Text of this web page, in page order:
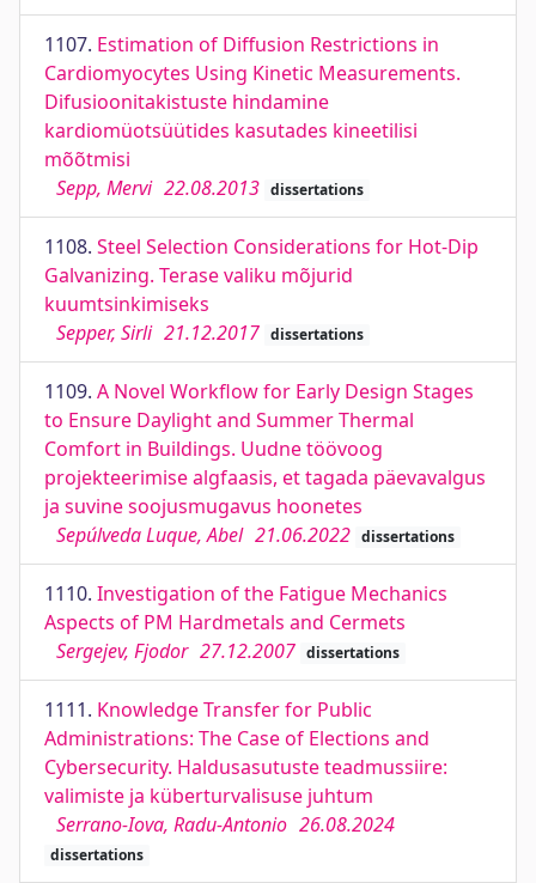
1107. Estimation of Diffusion Restrictions in
Cardiomyocytes Using Kinetic Measurements.
Difusioonitakistuste hindamine
kardiomüotsüütides kasutades kineetilisi
mõõtmisi
Sepp, Mervi 22.08.2013 dissertations
1108. Steel Selection Considerations for Hot-Dip
Galvanizing. Terase valiku mõjurid
kuumtsinkimiseks
Sepper, Sirli 21.12.2017 dissertations
1109. A Novel Workflow for Early Design Stages
to Ensure Daylight and Summer Thermal
Comfort in Buildings. Uudne töövoog
projekteerimise algfaasis, et tagada päevavalgus
ja suvine soojusmugavus hoonetes
Sepúlveda Luque, Abel 21.06.2022 dissertations
1110. Investigation of the Fatigue Mechanics
Aspects of PM Hardmetals and Cermets
Sergejev, Fjodor 27.12.2007 dissertations
1111. Knowledge Transfer for Public
Administrations: The Case of Elections and
Cybersecurity. Haldusasutuste teadmussiire:
valimiste ja küberturvalisuse juhtum
Serrano-Iova, Radu-Antonio 26.08.2024
dissertations